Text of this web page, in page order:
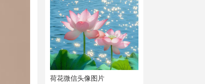
荷花微信头像图片